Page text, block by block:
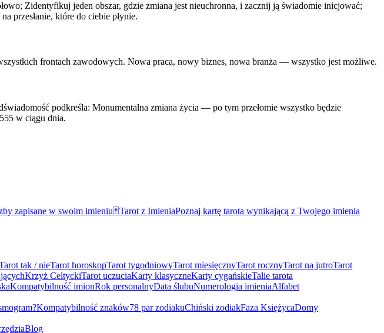
Zidentyfikuj jeden obszar, gdzie zmiana jest nieuchronna, i zacznij ją świadomie inicjować;
przesłanie, które do ciebie płynie.
frontach zawodowych. Nowa praca, nowy biznes, nowa branża — wszystko jest możliwe.
podkreśla: Monumentalna zmiana życia — po tym przełomie wszystko będzie
w ciągu dnia.
zapisane w swoim imieniu🃏Tarot z ImieniaPoznaj kartę tarota wynikającą z Twojego imienia
tak / nieTarot horoskopTarot tygodniowyTarot miesięcznyTarot rocznyTarot na jutroTarot
Krzyż CeltyckiTarot uczuciaKarty klasyczneKarty cygańskieTalie tarota
Kompatybilność imionRok personalnyData ślubuNumerologia imieniaAlfabet
Kompatybilność znaków78 par zodiakuChiński zodiakFaza KsiężycaDomy
Blog